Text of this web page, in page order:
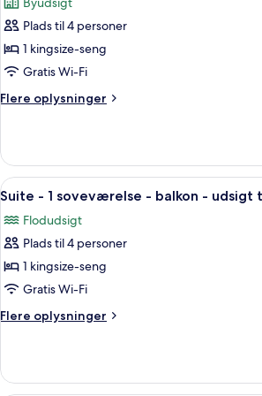
tekøkken
til
flod
billeder
af
Suite
-
1
soveværelse
tekøkken
Plads til 4 personer
1 kingsize-seng
Gratis Wi-Fi
Flere oplysninger
Flere
-
soveværelse
tekøkken
Indlæs
alle
billeder
af
Suite
-
1
soveværelse
balkon
Et
12
Suite - 1 soveværelse - balkon -
Flodudsigt
Plads til 4 personer
1 kingsize-seng
Gratis Wi-Fi
Flere oplysninger
Flere
-